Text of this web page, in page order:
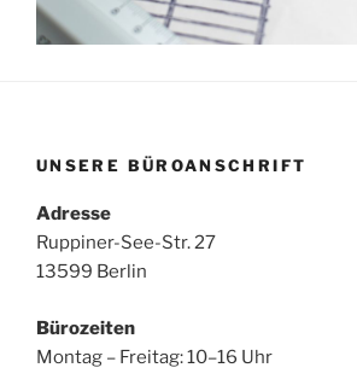
UNSERE BÜROANSCHRIFT
Adresse
Ruppiner-See-Str. 27
13599 Berlin
Bürozeiten
Montag – Freitag: 10–16 Uhr